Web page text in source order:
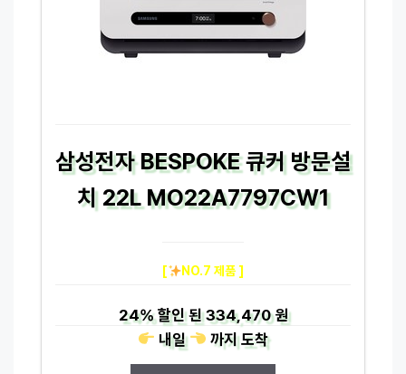
삼성전자 BESPOKE 큐커 방문설
치 22L MO22A7797CW1
[ NO.7 제품 ]
24%할인 된334,470 원
내일
까지도착